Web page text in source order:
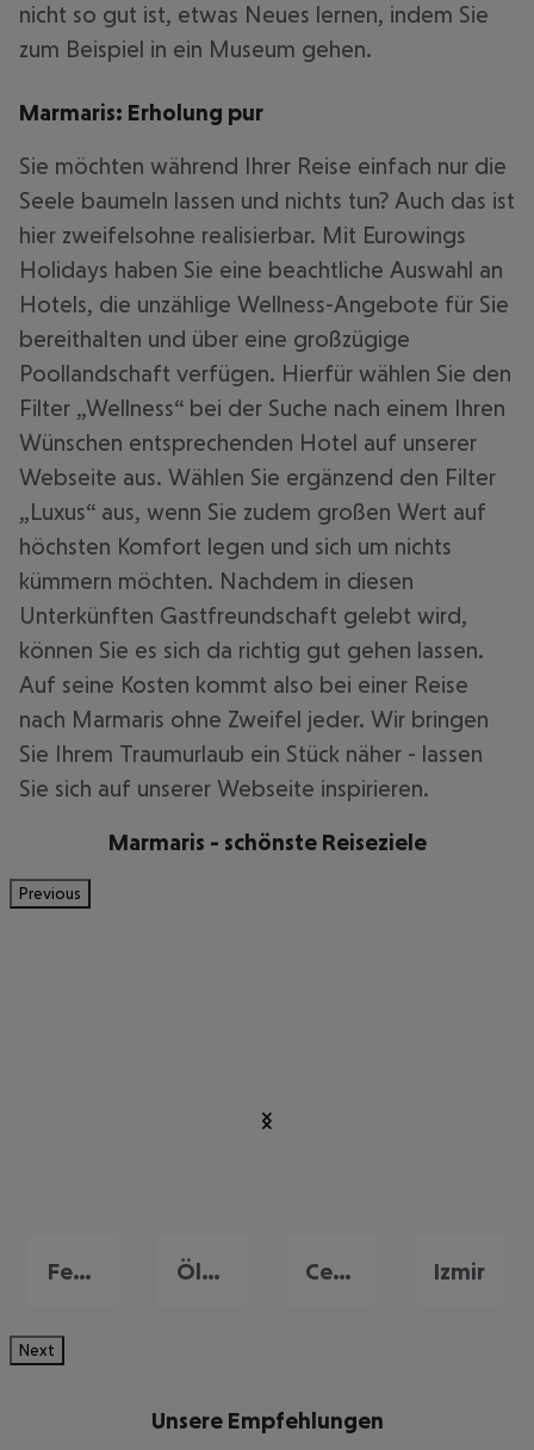
nicht so gut ist, etwas Neues lernen, indem Sie
zum Beispiel in ein Museum gehen.
Marmaris: Erholung pur
Sie möchten während Ihrer Reise einfach nur die
Seele baumeln lassen und nichts tun? Auch das ist
hier zweifelsohne realisierbar. Mit Eurowings
Holidays haben Sie eine beachtliche Auswahl an
Hotels, die unzählige Wellness-Angebote für Sie
bereithalten und über eine großzügige
Poollandschaft verfügen. Hierfür wählen Sie den
Filter „Wellness“ bei der Suche nach einem Ihren
Wünschen entsprechenden Hotel auf unserer
Webseite aus. Wählen Sie ergänzend den Filter
„Luxus“ aus, wenn Sie zudem großen Wert auf
höchsten Komfort legen und sich um nichts
kümmern möchten. Nachdem in diesen
Unterkünften Gastfreundschaft gelebt wird,
können Sie es sich da richtig gut gehen lassen.
Auf seine Kosten kommt also bei einer Reise
nach Marmaris ohne Zweifel jeder. Wir bringen
Sie Ihrem Traumurlaub ein Stück näher - lassen
Sie sich auf unserer Webseite inspirieren.
Marmaris - schönste Reiseziele
Previous
Fethiye Ölüdeniz Cesme Izmir
Next
Unsere Empfehlungen